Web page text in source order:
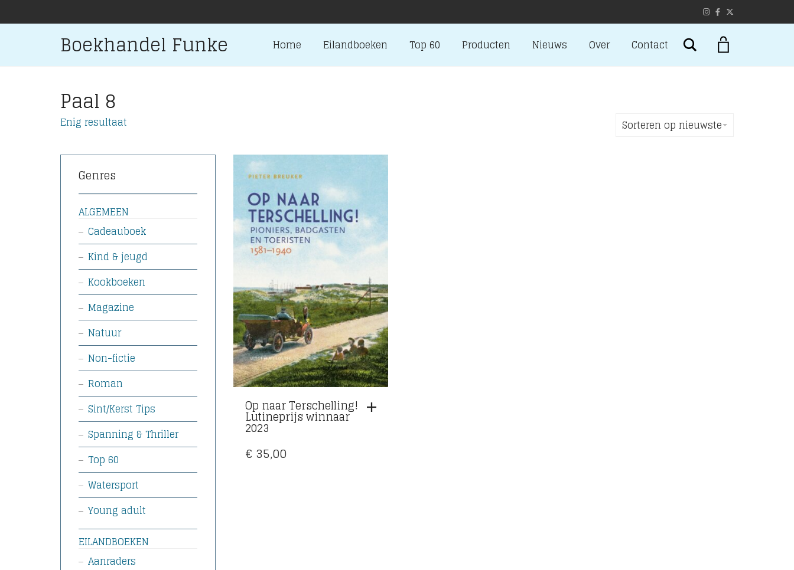
Boekhandel Funke Home Eilandboeken Top 60 Producten Nieuws Over Contact Search
Paal 8
Enig resultaat Sorteren op nieuwste
Op naar Terschelling!
Lutineprijs winnaar
2023
€ 35,00
Genres
ALGEMEEN
Cadeauboek
Kind & jeugd
Kookboeken
Magazine
Natuur
Non-fictie
Roman
Sint/Kerst Tips
Spanning & Thriller
Top 60
Watersport
Young adult
EILANDBOEKEN
Aanraders